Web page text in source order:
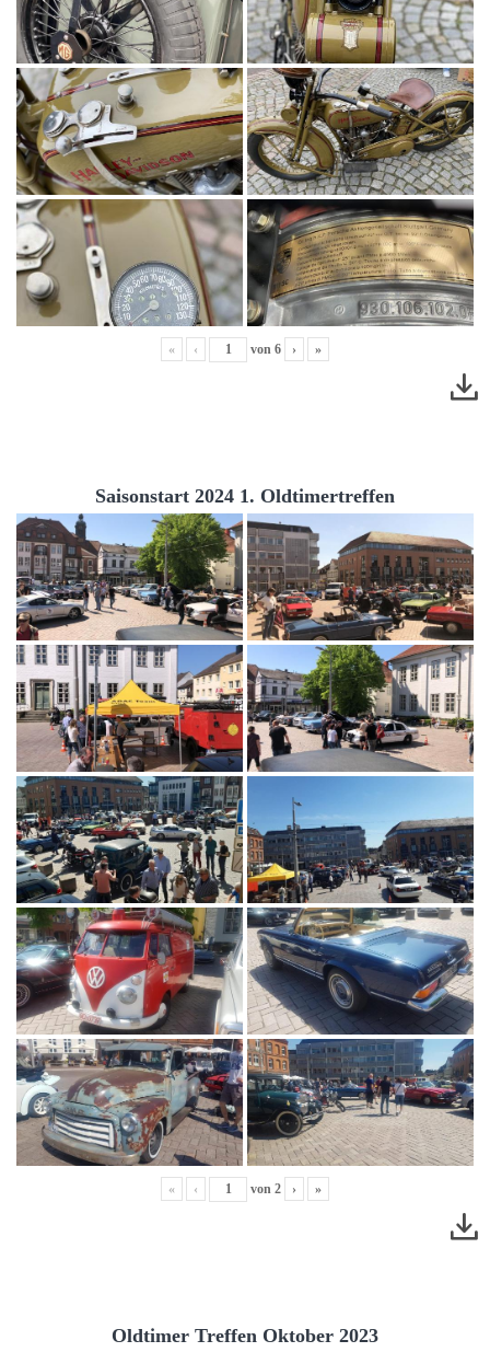
« ‹ von 6 › »
Saisonstart 2024 1. Oldtimertreffen
« ‹ von 2 › »
Oldtimer Treffen Oktober 2023